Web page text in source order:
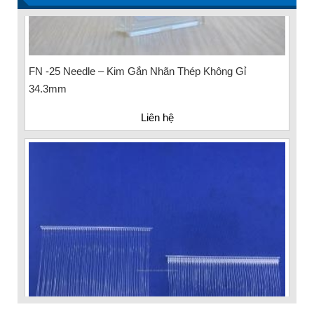
FN -25 Needle – Kim Gắn Nhãn Thép Không Gỉ
34.3mm